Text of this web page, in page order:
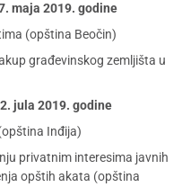
maja 2019. godine
(opština Beočin)
građevinskog zemljišta u
jula 2019. godine
Inđija)
privatnim interesima javnih
opštih akata (opština